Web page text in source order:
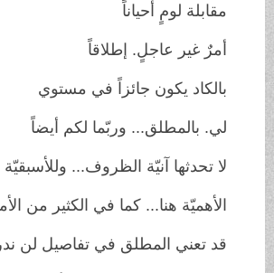
مقابلة لومٍ أحياناً
أمرٌ غير عاجلٍ. إطلاقاً
بالكاد يكون جائزاً في مستوي
لي. بالمطلق... وربّما لكم أيضاً
لا تحدثها آنيّة الظروف... وللأسبقيّة
الأهميّة هنا... كما في الكثير من
قد تعني المطلق في تفاصيل لن